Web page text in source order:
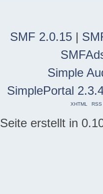
SMF 2.0.15 |
Simple
SimplePortal
XHTML RSS
Seite erstellt in